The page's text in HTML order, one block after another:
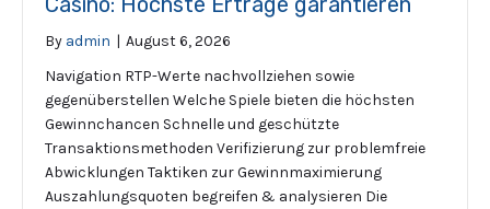
By admin | August 6, 2026
Navigation RTP-Werte nachvollziehen sowie
gegenüberstellen Welche Spiele bieten die höchsten
Gewinnchancen Schnelle und geschützte
Transaktionsmethoden Verifizierung zur problemfreie
Abwicklungen Taktiken zur Gewinnmaximierung
Auszahlungsquoten begreifen & analysieren Die